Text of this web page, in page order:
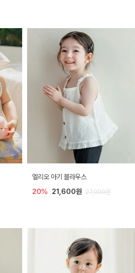
엘리오 아기 블라우스
20% 21,600원 27,000원